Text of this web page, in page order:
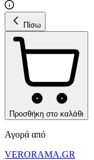
Πίσω
Προσθήκη στο καλάθι
Αγορά από
VERORAMA.GR